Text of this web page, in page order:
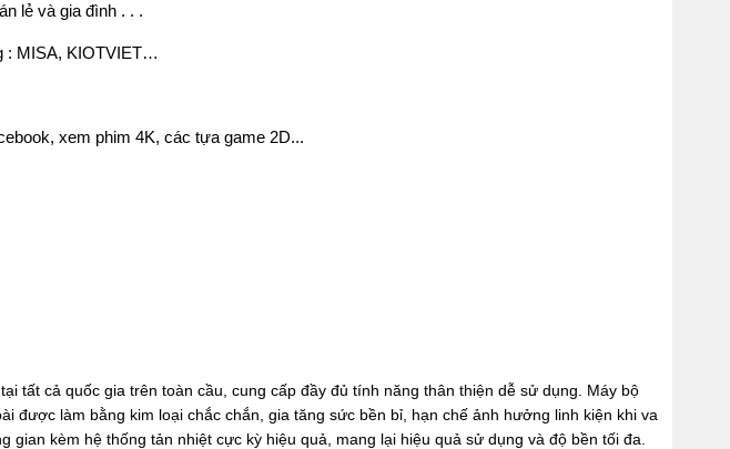
lẻ và gia đình . . .
: MISA, KIOTVIET…
xem phim 4K, các tựa game 2D...
tất cả quốc gia trên toàn cầu, cung cấp đầy đủ tính năng thân thiện dễ sử dụng. Máy bộ
được làm bằng kim loại chắc chắn, gia tăng sức bền bỉ, hạn chế ảnh hưởng linh kiện khi va
kèm hệ thống tản nhiệt cực kỳ hiệu quả, mang lại hiệu quả sử dụng và độ bền tối đa.